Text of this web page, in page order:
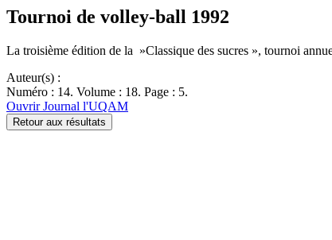
Tournoi de volley-ball 1992
La troisième édition de la »Classique des sucres », tournoi
Auteur(s) :
Numéro : 14. Volume : 18. Page : 5.
Ouvrir Journal l'UQAM
Retour aux résultats